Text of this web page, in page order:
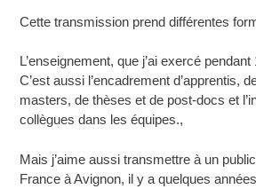
Cette transmission prend différentes
L’enseignement, que j’ai exercé pendant
C’est aussi l’encadrement d’apprentis,
masters, de thèses et de post-docs et
collègues dans les équipes.,
Mais j’aime aussi transmettre à un
France à Avignon, il y a quelques